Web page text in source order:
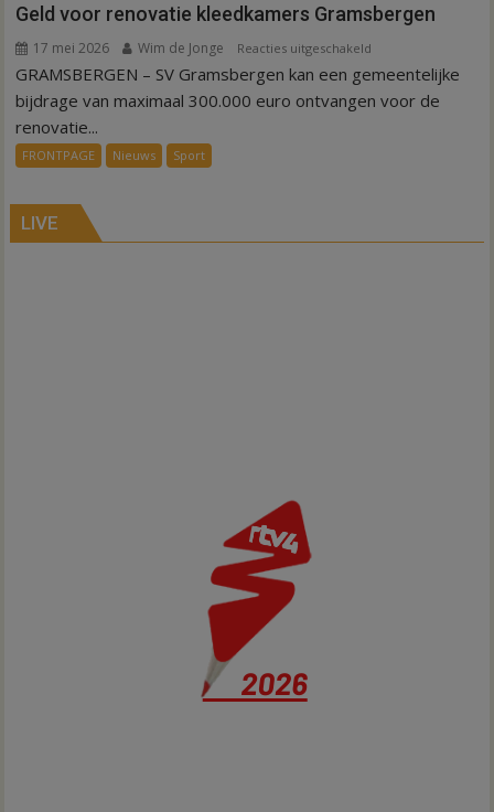
Geld voor renovatie kleedkamers Gramsbergen
17 mei 2026 Wim de Jonge Reacties uitgeschakeld
Geld
voor
GRAMSBERGEN – SV Gramsbergen kan een gemeentelijke
bijdrage van maximaal 300.000 euro ontvangen voor de
renovatie...
FRONTPAGE Nieuws Sport
LIVE